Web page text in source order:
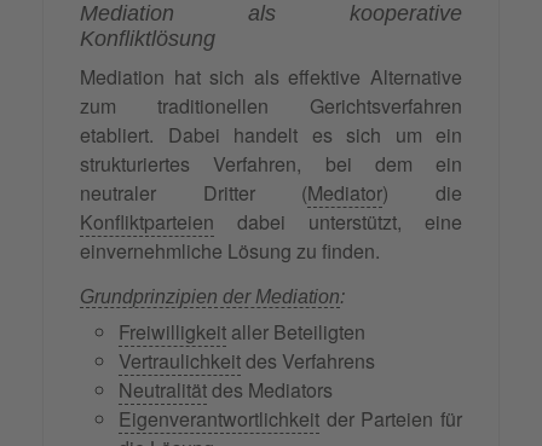
Mediation als kooperative
Konfliktlösung
Mediation hat sich als effektive Alternative
zum traditionellen Gerichtsverfahren
etabliert. Dabei handelt es sich um ein
strukturiertes Verfahren, bei dem ein
neutraler Dritter (Mediator) die
Konfliktparteien dabei unterstützt, eine
einvernehmliche Lösung zu finden.
Grundprinzipien der Mediation:
Freiwilligkeit aller Beteiligten
Vertraulichkeitdes Verfahrens
Neutralitätdes Mediators
Eigenverantwortlichkeit der Parteien für